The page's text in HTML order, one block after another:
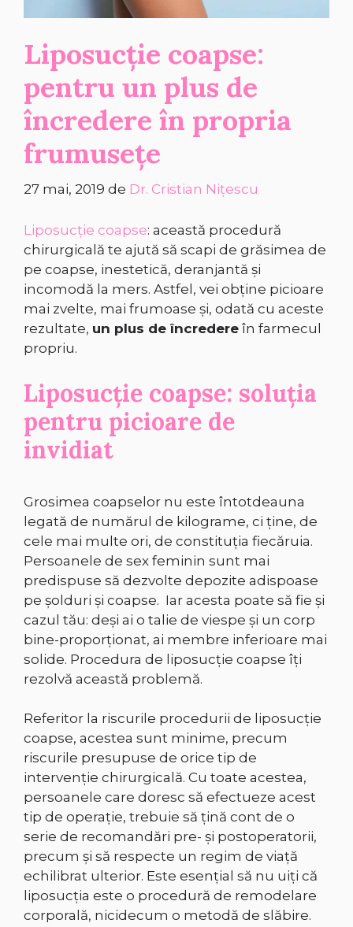
Liposucție coapse:
pentru un plus de
încredere în propria
frumusețe
27 mai, 2019 de Dr. Cristian Nițescu
Liposucție coapse: această procedură
chirurgicală te ajută să scapi de grăsimea de
pe coapse, inestetică, deranjantă și
incomodă la mers. Astfel, vei obține picioare
mai zvelte, mai frumoase și, odată cu aceste
rezultate, un plus de încredere în farmecul
propriu.
Liposucție coapse: soluția
pentru picioare de
invidiat
Grosimea coapselor nu este întotdeauna
legată de numărul de kilograme, ci ţine, de
cele mai multe ori, de constituţia fiecăruia.
Persoanele de sex feminin sunt mai
predispuse să dezvolte depozite adispoase
pe şolduri şi coapse. Iar acesta poate să fie și
cazul tău: deși ai o talie de viespe şi un corp
bine-proporţionat, ai membre inferioare mai
solide. Procedura de liposucție coapse îți
rezolvă această problemă.
Referitor la riscurile procedurii de liposucție
coapse, acestea sunt minime, precum
riscurile presupuse de orice tip de
intervenţie chirurgicală. Cu toate acestea,
persoanele care doresc să efectueze acest
tip de operaţie, trebuie să ţină cont de o
serie de recomandări pre- şi postoperatorii,
precum şi să respecte un regim de viaţă
echilibrat ulterior. Este esenţial să nu uiți că
liposucția este o procedură de remodelare
corporală, nicidecum o metodă de slăbire.